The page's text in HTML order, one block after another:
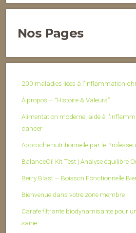
Nos Pages
200 maladies liées à l’inflammation
À propos – “Histoire & Valeurs”
Alimentation moderne, aide à
cancer
Approche nutritionnelle par le
BalanceOil Kit Test | Analyse équilibre
Berry Blast — Boisson Fonctionnelle
Bienvenue dans votre zone membre
Carafe filtrante biodynamisante pour
saine